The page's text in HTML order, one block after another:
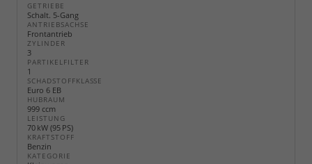
GETRIEBE
Schalt. 5-Gang
ANTRIEBSACHSE
Frontantrieb
ZYLINDER
3
PARTIKELFILTER
1
SCHADSTOFFKLASSE
Euro 6 EB
HUBRAUM
999 ccm
LEISTUNG
70 kW (95 PS)
KRAFTSTOFF
Benzin
KATEGORIE